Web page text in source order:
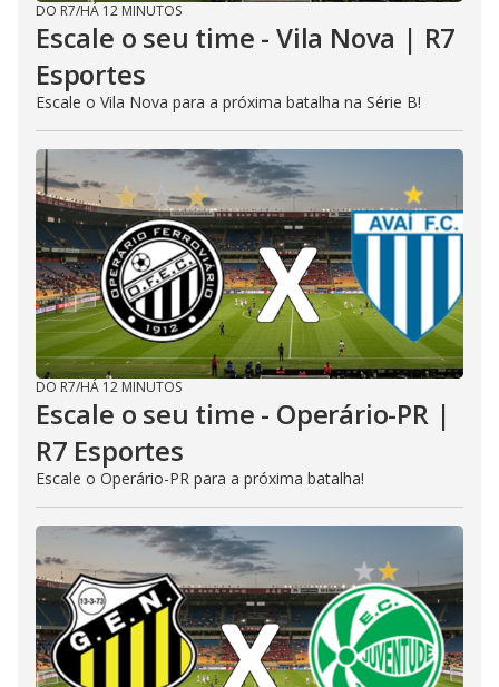
DO R7/HÁ 12 MINUTOS
Escale o seu time - Vila Nova | R7
Esportes
Escale o Vila Nova para a próxima batalha na Série B!
DO R7/HÁ 12 MINUTOS
Escale o seu time - Operário-PR |
R7 Esportes
Escale o Operário-PR para a próxima batalha!